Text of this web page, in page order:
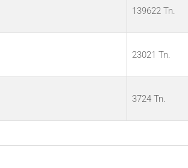
139622 Tn.
23021 Tn.
3724 Tn.